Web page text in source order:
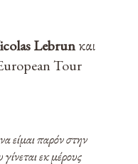
Lebrunκαι
Tour
είμαι παρόν στην
εκ μέρους